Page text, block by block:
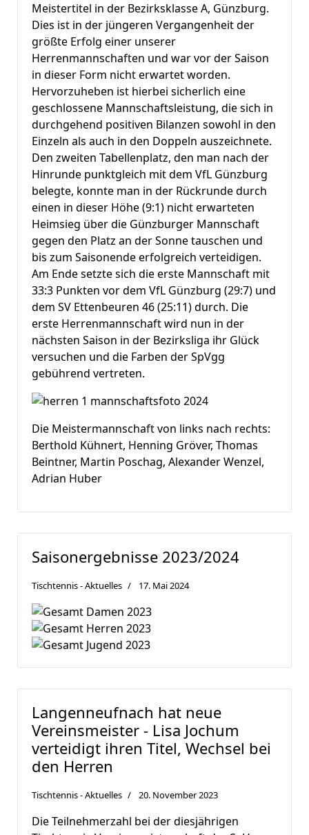
Meistertitel in der Bezirksklasse A, Günzburg.
Dies ist in der jüngeren Vergangenheit der
größte Erfolg einer unserer
Herrenmannschaften und war vor der Saison
in dieser Form nicht erwartet worden.
Hervorzuheben ist hierbei sicherlich eine
geschlossene Mannschaftsleistung, die sich in
durchgehend positiven Bilanzen sowohl in den
Einzeln als auch in den Doppeln auszeichnete.
Den zweiten Tabellenplatz, den man nach der
Hinrunde punktgleich mit dem VfL Günzburg
belegte, konnte man in der Rückrunde durch
einen in dieser Höhe (9:1) nicht erwarteten
Heimsieg über die Günzburger Mannschaft
gegen den Platz an der Sonne tauschen und
bis zum Saisonende erfolgreich verteidigen.
Am Ende setzte sich die erste Mannschaft mit
33:3 Punkten vor dem VfL Günzburg (29:7) und
dem SV Ettenbeuren 46 (25:11) durch. Die
erste Herrenmannschaft wird nun in der
nächsten Saison in der Bezirksliga ihr Glück
versuchen und die Farben der SpVgg
gebührend vertreten.
Die Meistermannschaft von links nach rechts:
Berthold Kühnert, Henning Gröver, Thomas
Beintner, Martin Poschag, Alexander Wenzel,
Adrian Huber
Saisonergebnisse 2023/2024
Tischtennis - Aktuelles 17. Mai 2024
Langenneufnach hat neue
Vereinsmeister - Lisa Jochum
verteidigt ihren Titel, Wechsel bei
den Herren
Tischtennis - Aktuelles 20. November 2023
Die Teilnehmerzahl bei der diesjährigen